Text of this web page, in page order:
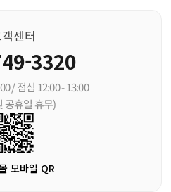
센터
3320
/ 점심 12:00 - 13:00
공휴일 휴무)
모바일 QR